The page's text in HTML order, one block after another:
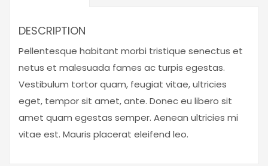
DESCRIPTION
Pellentesque habitant morbi tristique senectus et
netus et malesuada fames ac turpis egestas.
Vestibulum tortor quam, feugiat vitae, ultricies
eget, tempor sit amet, ante. Donec eu libero sit
amet quam egestas semper. Aenean ultricies mi
vitae est. Mauris placerat eleifend leo.